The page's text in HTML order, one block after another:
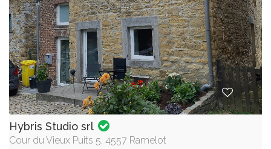
Hybris Studio srl
Cour du Vieux Puits 5, 4557 Ramelot